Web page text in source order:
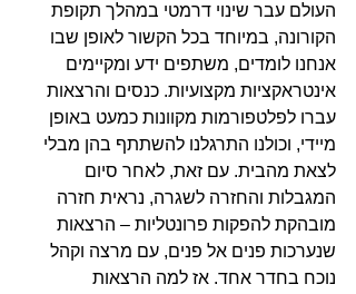
העולם עבר שינוי דרמטי במהלך תקופת
הקורונה, במיוחד בכל הקשור לאופן שבו
אנחנו לומדים, משתפים ידע ומקיימים
אינטראקציות מקצועיות. כנסים והרצאות
עברו לפלטפורמות מקוונות כמעט באופן
מיידי, וכולנו התרגלנו להשתתף בהן מבלי
לצאת מהבית. עם זאת, לאחר סיום
המגבלות והחזרה לשגרה, נראית חזרה
מובהקת להפקות פרונטליות – הרצאות
שנערכות פנים אל פנים, עם מרצה וקהל
נוכח בחדר אחד. אז למה הרצאות